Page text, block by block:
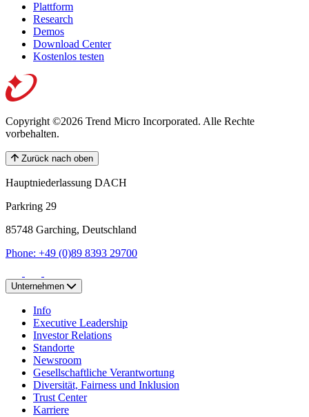
Plattform
Research
Demos
Download Center
Kostenlos testen
Copyright ©2026 Trend Micro Incorporated. Alle Rechte
vorbehalten.
Zurück nach oben
Hauptniederlassung DACH
Parkring 29
85748 Garching, Deutschland
Phone: +49 (0)89 8393 29700
Unternehmen
Info
Executive Leadership
Investor Relations
Standorte
Newsroom
Gesellschaftliche Verantwortung
Diversität, Fairness und Inklusion
Trust Center
Karriere